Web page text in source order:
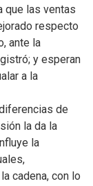
que las ventas
respecto
ante la
y esperan
a la
de
la da la
la
cadena, con lo